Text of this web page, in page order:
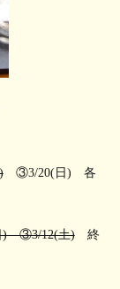
③3/20(日) 各
) ③3/12(土)終